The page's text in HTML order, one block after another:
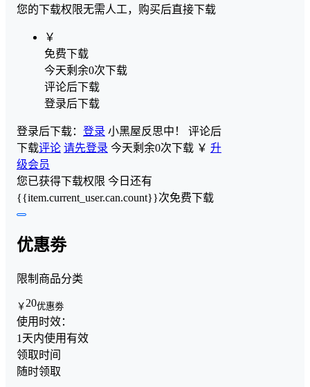
您的下载权限无需人工，购买后直接下载
￥
免费下载
今天剩余0次下载
评论后下载
登录后下载
登录后下载： 登录 小黑屋反思中！ 评论后
下载评论 请先登录 今天剩余0次下载 ￥ 升
级会员
您已获得下载权限 今日还有
{{item.current_user.can.count}}次免费下载
优惠劵
限制商品分类
￥ 20优惠劵
使用时效：
1天内使用有效
领取时间
随时领取